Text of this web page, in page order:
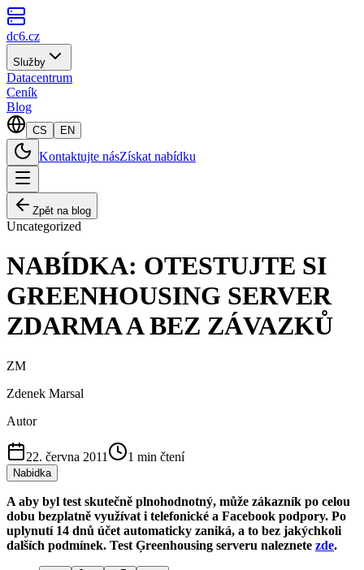
dc6.cz
Služby
Datacentrum
Ceník
Blog
CS EN
Kontaktujte násZískat nabídku
Zpět na blog
Uncategorized
NABÍDKA: OTESTUJTE SI
GREENHOUSING SERVER
ZDARMA A BEZ ZÁVAZKŮ
ZM
Zdenek Marsal
Autor
22. června 2011 1 min čtení
Nabidka
A aby byl test skutečně plnohodnotný, může zákazník po celou
dobu bezplatně využívat i telefonické a Facebook podpory. Po
uplynutí 14 dnů účet automaticky zaniká, a to bez jakýchkoli
dalších podmínek. Test Ģreenhousing serveru naleznete zde.